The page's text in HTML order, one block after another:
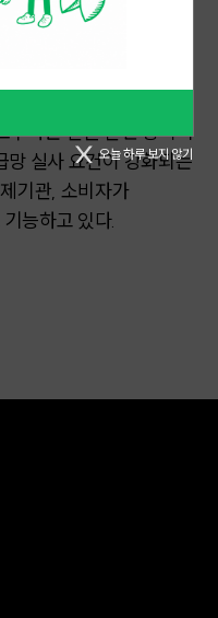
셔티브(Global
성 회계기준위원회
Board, SASB) 등
구하는 인권 관련 항목의
망 실사 요건이 강화되는
기관, 소비자가
능하고 있다.
오늘 하루 보지 않기